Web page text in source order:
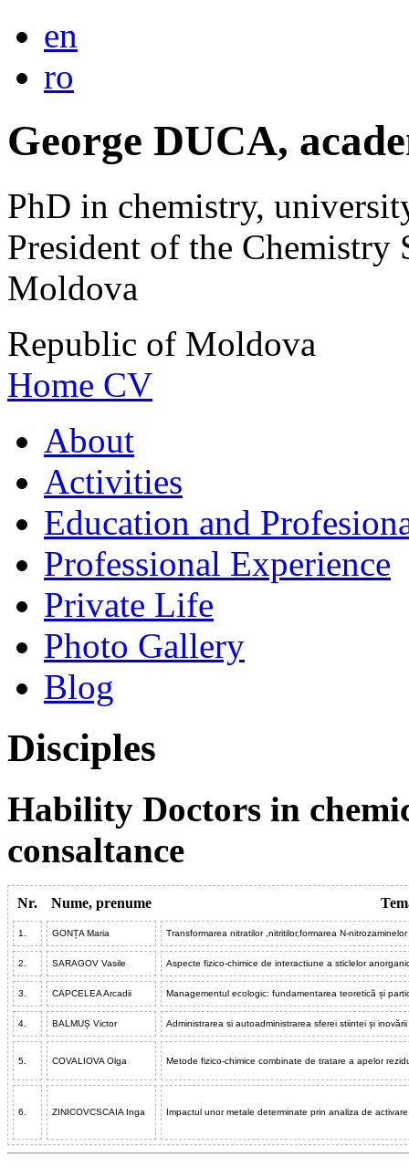
en
ro
George DUCA,
PhD in chemistry,
President of the
Moldova
Republic of Moldova
Home CV
About
Activities
Education and
Professional Experience
Private Life
Photo Gallery
Blog
Disciples
Hability Doctors in
consaltance
Nr. Nume, prenume
1. GONȚA Maria Transformarea nitratilor ,nitritilor,formarea N-
2. SARAGOV Vasile Aspecte fizico-chimice de interactiune a sticlelor
3. CAPCELEA Arcadii Managementul ecologic: fundamentarea teoretică și
4. BALMUȘ Victor Administrarea si autoadministrarea sferei stiintei și inovării
5. COVALIOVA Olga Metode fizico-chimice combinate de tratare a apelor
6. ZINICOVCSCAIA Inga Impactul unor metale determinate prin analiza de